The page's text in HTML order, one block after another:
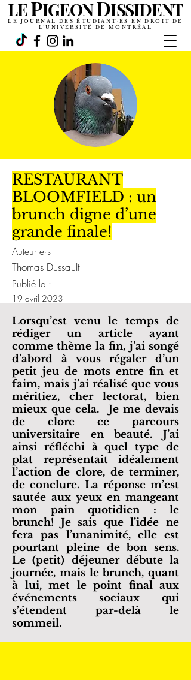
LEPIGEONDISSIDENT
LE JOURNAL DES ÉTUDIANT·ES EN DROIT DE
L’UNIVERSITÉ DE MONTRÉAL
RESTAURANT
BLOOMFIELD : un
brunch digne d’une
grande finale!
Auteur·e·s
Thomas Dussault
Publié le :
19 avril 2023
Lorsqu’est venu le temps de
rédiger un article ayant
comme thème la fin, j’ai songé
d’abord à vous régaler d’un
petit jeu de mots entre fin et
faim, mais j’ai réalisé que vous
méritiez, cher lectorat, bien
mieux que cela. Je me devais
de clore ce parcours
universitaire en beauté. J’ai
ainsi réfléchi à quel type de
plat représentait idéalement
l’action de clore, de terminer,
de conclure. La réponse m’est
sautée aux yeux en mangeant
mon pain quotidien : le
brunch! Je sais que l’idée ne
fera pas l’unanimité, elle est
pourtant pleine de bon sens.
Le (petit) déjeuner débute la
journée, mais le brunch, quant
à lui, met le point final aux
événements sociaux qui
s’étendent par-delà le
sommeil.